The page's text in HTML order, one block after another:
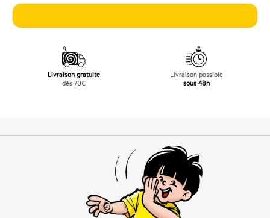
Livraison gratuite
dès 70€
Livraison possible
sous 48h